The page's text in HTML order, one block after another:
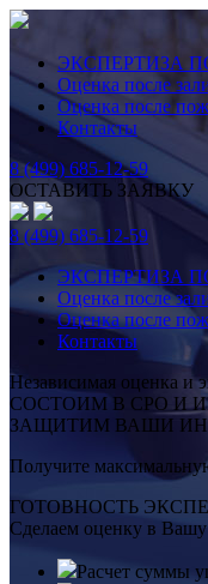
ЭКСПЕРТИЗА
Оценка после
Оценка после
Контакты
8 (499) 685-12-59
ОСТАВИТЬ ЗАЯВКУ
8 (499) 685-12-59
ЭКСПЕРТИЗА
Оценка после
Оценка после
Контакты
Независимая оценка и
СОСТОИМ В СРО И
ЗАЩИТИМ ВАШИ
Получите
ГОТОВНОСТЬ
Сделаем оценку в Вашу
Расчет суммы